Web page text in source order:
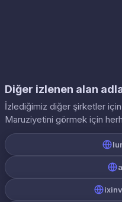
Diğer izlenen alan
İzlediğimiz diğer şirketler için
Maruziyetini görmek için